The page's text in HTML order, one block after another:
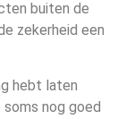
buiten de
zekerheid een
hebt laten
nog goed